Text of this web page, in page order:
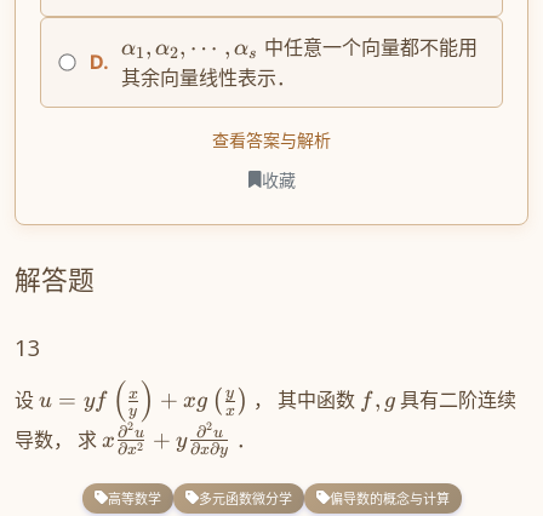
D.
α1, α2, ⋯ , αs
中任意一个向量都不能用
其余向量线性表示．
查看答案与解析
收藏
解答题
13
设 u = yf ( y
x ) + xg ( x
y ) ， 其中函数 f, g 具有二阶连续
导数， 求 x ∂x2
∂2u + y∂x∂y
∂2u ．
高等数学 多元函数微分学 偏导数的概念与计算